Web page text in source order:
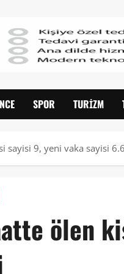
SPOR TURIZM
sayisi 9, yeni vaka sayisi
ölen